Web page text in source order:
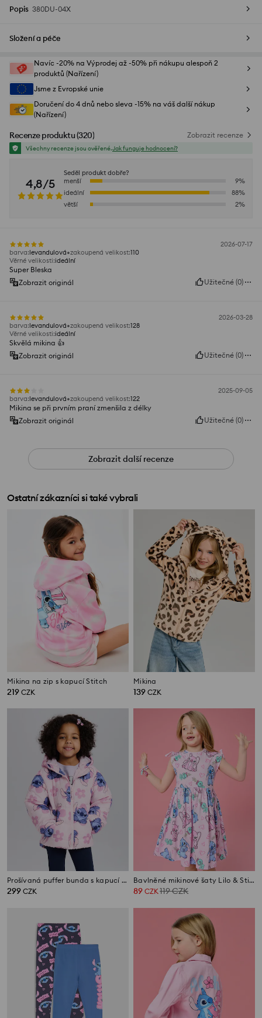
Popis 380DU-04X
Složení a péče
Navíc -20% na Výprodej až -50% při nákupu alespoň 2
produktů (Nařízení)
Jsme z Evropské unie
Doručení do 4 dnů nebo sleva -15% na váš další nákup
(Nařízení)
Recenze produktu(320) Zobrazit recenze
Všechny recenze jsou ověřené.Jak funguje hodnocení?
4,8/5
Seděl produkt dobře?
menší
9%
ideální
88%
větší
2%
2026-07-17
barva:levandulová zakoupená velikost:110
Věrné velikosti:ideální
Super Bleska
Zobrazit originál
Užitečné (0)
2026-03-28
barva:levandulová zakoupená velikost:128
Věrné velikosti:ideální
Skvělá mikina 👍️
Zobrazit originál
Užitečné (0)
2025-09-05
barva:levandulová zakoupená velikost:122
Mikina se při prvním praní zmenšila z délky
Zobrazit originál
Užitečné (0)
Zobrazit další recenze
Ostatní zákazníci si také vybrali
Mikina na zip s kapucí Stitch
219 CZK
Mikina
139 CZK
Prošívaná puffer bunda s kapucí Stitch
299 CZK
Bavlněné mikinové šaty Lilo & Stitch
89 CZK 119CZK